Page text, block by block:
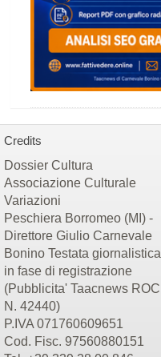
Credits
Dossier Cultura
Associazione Culturale
Variazioni
Peschiera Borromeo (MI) -
Direttore Giulio Carnevale
Bonino Testata giornalistica
in fase di registrazione
(Pubblicita' Taacnews ROC
N. 42440)
P.IVA 071760609651
Cod. Fisc. 97560880151